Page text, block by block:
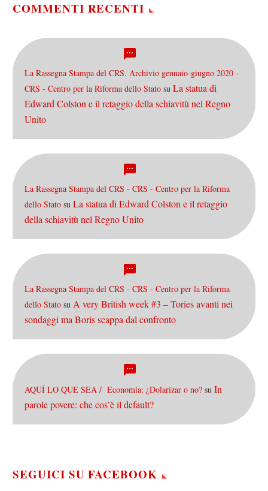
COMMENTI RECENTI
La Rassegna Stampa del CRS. Archivio gennaio-giugno 2020 -
CRS - Centro per la Riforma dello Stato su La statua di
Edward Colston e il retaggio della schiavitù nel Regno
Unito
La Rassegna Stampa del CRS - CRS - Centro per la Riforma
dello Stato su La statua di Edward Colston e il retaggio
della schiavitù nel Regno Unito
La Rassegna Stampa del CRS - CRS - Centro per la Riforma
dello Stato su A very British week #3 – Tories avanti nei
sondaggi ma Boris scappa dal confronto
AQUÍ LO QUE SEA / Economía: ¿Dolarizar o no? su In
parole povere: che cos’è il default?
SEGUICI SU FACEBOOK